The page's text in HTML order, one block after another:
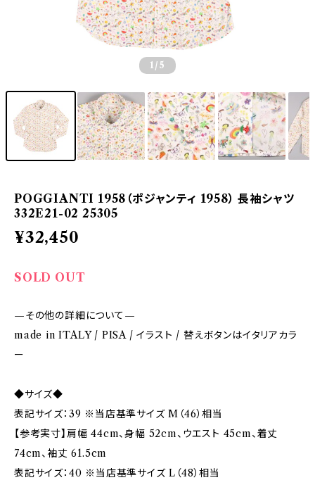
1 /5
POGGIANTI 1958（ポジャンティ 1958） 長袖シャツ
332E21-02 25305
¥32,450
SOLD OUT
—その他の詳細について—
made in ITALY / PISA / イラスト / 替えボタンはイタリアカラ
ー
◆サイズ◆
表記サイズ：39 ※当店基準サイズ M（46）相当
【参考実寸】肩幅 44cm、身幅 52cm、ウエスト 45cm、着丈
74cm、袖丈 61.5cm
表記サイズ：40 ※当店基準サイズ L（48）相当